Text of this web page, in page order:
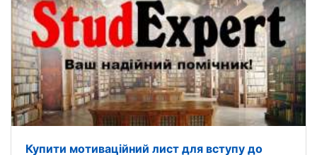
Купити мотиваційний лист для вступу до